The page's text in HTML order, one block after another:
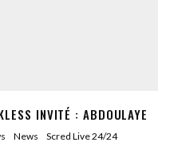
INVITÉ : ABDOULAYE
News
Scred Live 24/24